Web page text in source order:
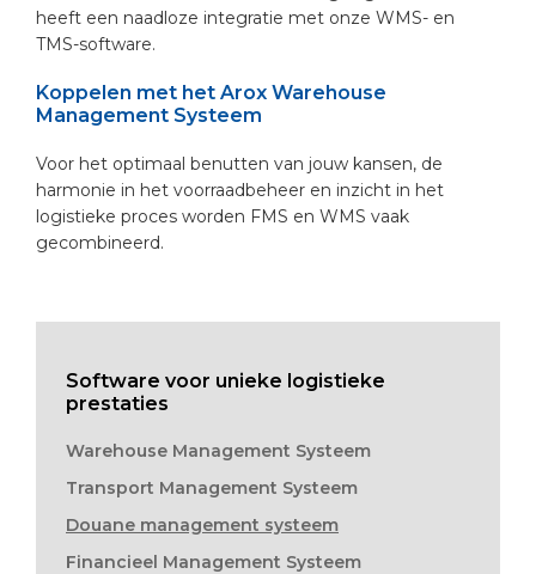
heeft een naadloze integratie met onze WMS- en
TMS-software.
Koppelen met het Arox Warehouse
Management Systeem
Voor het optimaal benutten van jouw kansen, de
harmonie in het voorraadbeheer en inzicht in het
logistieke proces worden FMS en WMS vaak
gecombineerd.
Sidebar
Software voor unieke logistieke
prestaties
Warehouse Management Systeem
Transport Management Systeem
Douane management systeem
Financieel Management Systeem